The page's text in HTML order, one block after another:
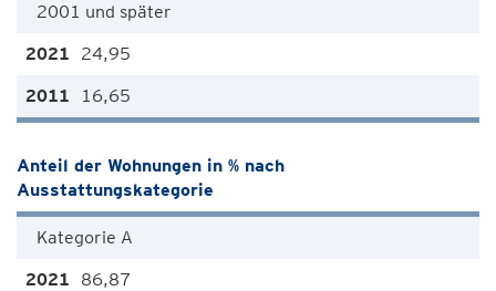
2001 und später
24,95
16,65
Anteil der Wohnungen in % nach
Ausstattungskategorie
Kategorie A
86,87